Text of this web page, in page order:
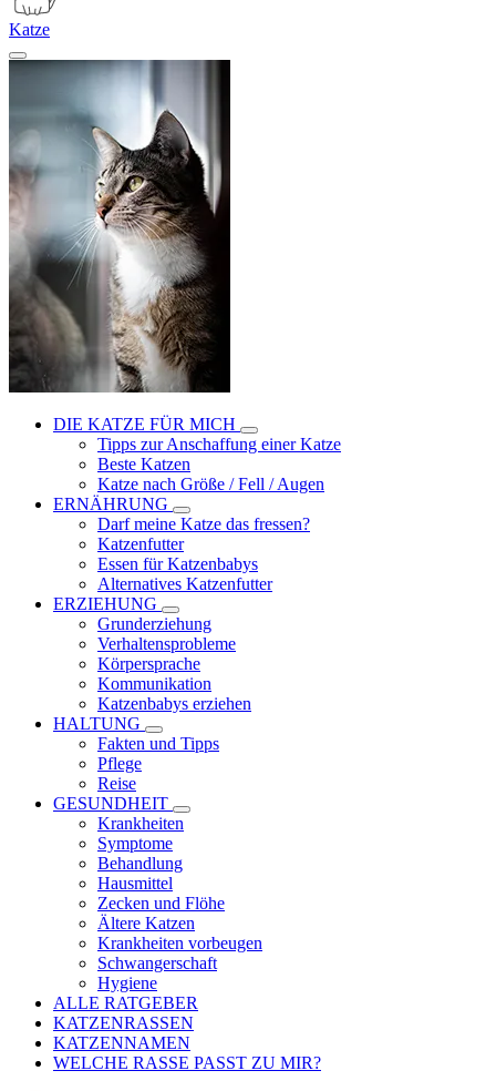
Katze
DIE KATZE FÜR MICH
Tipps zur Anschaffung einer Katze
Beste Katzen
Katze nach Größe / Fell / Augen
ERNÄHRUNG
Darf meine Katze das fressen?
Katzenfutter
Essen für Katzenbabys
Alternatives Katzenfutter
ERZIEHUNG
Grunderziehung
Verhaltensprobleme
Körpersprache
Kommunikation
Katzenbabys erziehen
HALTUNG
Fakten und Tipps
Pflege
Reise
GESUNDHEIT
Krankheiten
Symptome
Behandlung
Hausmittel
Zecken und Flöhe
Ältere Katzen
Krankheiten vorbeugen
Schwangerschaft
Hygiene
ALLE RATGEBER
KATZENRASSEN
KATZENNAMEN
WELCHE RASSE PASST ZU MIR?